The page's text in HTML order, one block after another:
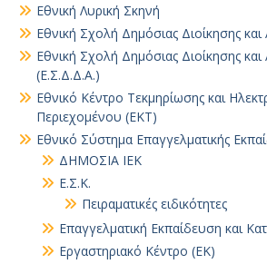
Εθνική Λυρική Σκηνή
Εθνική Σχολή Δημόσιας Διοίκησης και
Εθνική Σχολή Δημόσιας Διοίκησης και
(Ε.Σ.Δ.Δ.Α.)
Εθνικό Κέντρο Τεκμηρίωσης και
Περιεχομένου (ΕΚΤ)
Εθνικό Σύστημα Επαγγελματικής
ΔΗΜΟΣΙΑ ΙΕΚ
Ε.Σ.Κ.
Πειραματικές ειδικότητες
Επαγγελματική Εκπαίδευση και
Εργαστηριακό Κέντρο (ΕΚ)